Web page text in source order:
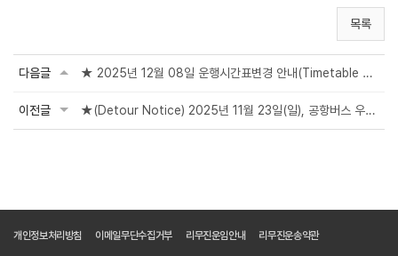
목록
다음글 ★ 2025년 12월 08일 운행시간표변경 안내(Timetable Changes)
이전글 ★(Detour Notice) 2025년 11월 23일(일), 공항버스 우회 안내 (마라톤, Marathon)
개인정보처리방침 이메일무단수집거부 리무진운임안내 리무진운송약관